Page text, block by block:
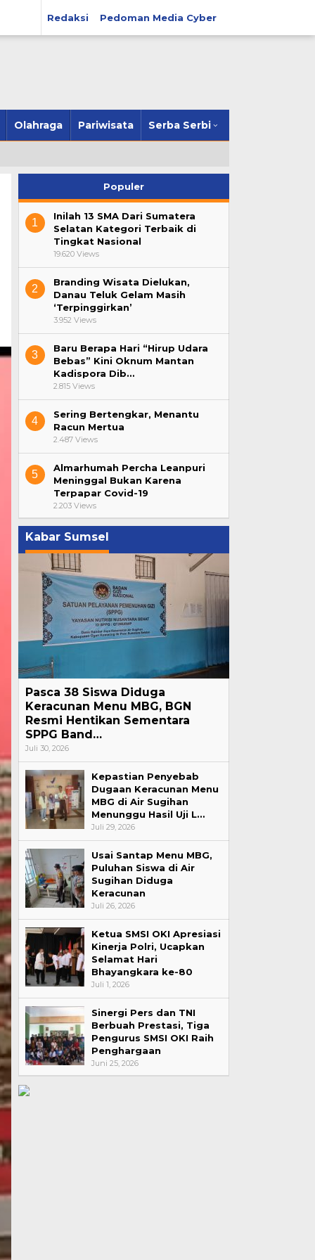
Redaksi Pedoman Media Cyber
Olahraga Pariwisata Serba Serbi
Populer
1
Inilah 13 SMA Dari Sumatera
Selatan Kategori Terbaik di
Tingkat Nasional
19.620 Views
2
Branding Wisata Dielukan,
Danau Teluk Gelam Masih
‘Terpinggirkan’
3.952 Views
3
Baru Berapa Hari “Hirup Udara
Bebas” Kini Oknum Mantan
Kadispora Dib…
2.815 Views
4
Sering Bertengkar, Menantu
Racun Mertua
2.487 Views
5
Almarhumah Percha Leanpuri
Meninggal Bukan Karena
Terpapar Covid-19
2.203 Views
Kabar Sumsel
Pasca 38 Siswa Diduga
Keracunan Menu MBG, BGN
Resmi Hentikan Sementara
SPPG Band…
Juli 30, 2026
Kepastian Penyebab
Dugaan Keracunan Menu
MBG di Air Sugihan
Menunggu Hasil Uji L…
Juli 29, 2026
Usai Santap Menu MBG,
Puluhan Siswa di Air
Sugihan Diduga
Keracunan
Juli 26, 2026
Ketua SMSI OKI Apresiasi
Kinerja Polri, Ucapkan
Selamat Hari
Bhayangkara ke-80
Juli 1, 2026
Sinergi Pers dan TNI
Berbuah Prestasi, Tiga
Pengurus SMSI OKI Raih
Penghargaan
Juni 25, 2026